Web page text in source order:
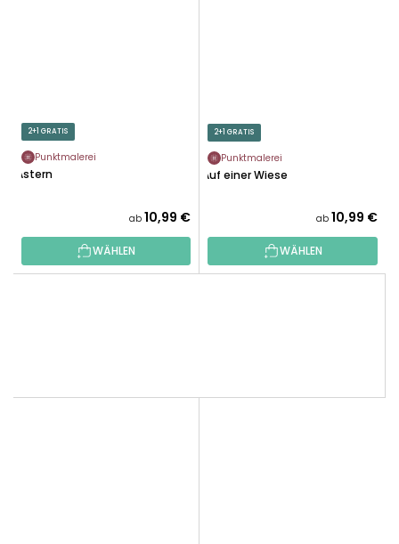
2+1 GRATIS
Punktmalerei
Astern
ab 10,99 €
WÄHLEN
2+1 GRATIS
Punktmalerei
Auf einer Wiese
ab 10,99 €
WÄHLEN